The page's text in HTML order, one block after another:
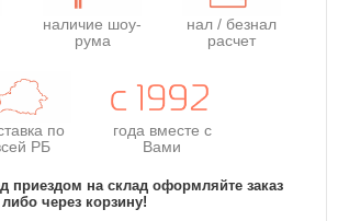
наличие шоу-
рума
нал / безнал
расчет
по
РБ
года вместе с
Вами
приездом на склад оформляйте заказ
через корзину!